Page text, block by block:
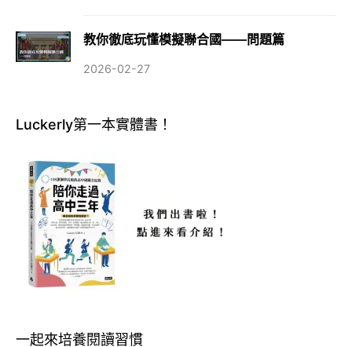
教你徹底玩懂模擬聯合國——問題篇
2026-02-27
Luckerly第一本實體書！
一起來培養閱讀習慣